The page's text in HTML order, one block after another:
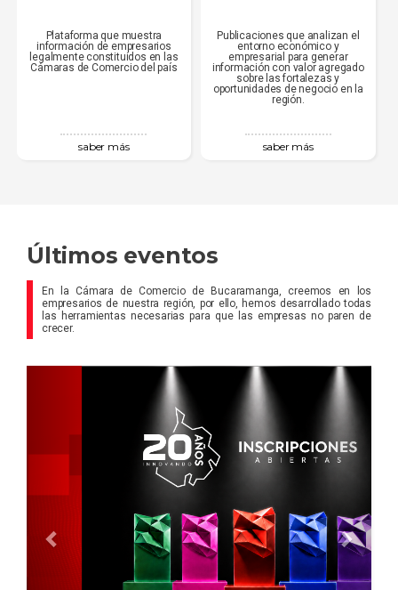
Plataforma que muestra
información de empresarios
legalmente constituidos en las
Cámaras de Comercio del país
saber más
Publicaciones que analizan el
entorno económico y
empresarial para generar
información con valor agregado
sobre las fortalezas y
oportunidades de negocio en la
región.
saber más
Últimos eventos
En la Cámara de Comercio de Bucaramanga, creemos en los
empresarios de nuestra región, por ello, hemos desarrollado todas
las herramientas necesarias para que las empresas no paren de
crecer.
Next